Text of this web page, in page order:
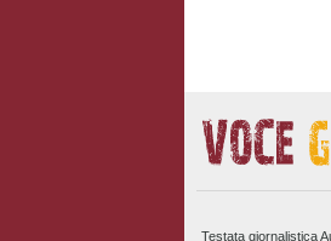
Testata giornalistica